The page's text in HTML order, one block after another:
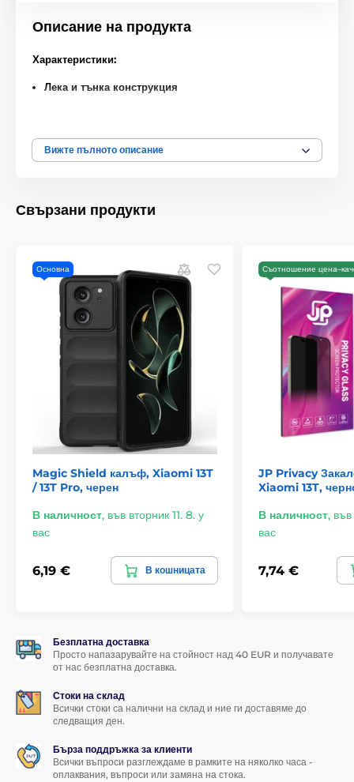
Описание на продукта
Характеристики:
Лека и тънка конструкция
Стилно чисто бяло изпълнение
Вижте пълното описание
Свързани продукти
Основна
Magic Shield калъф, Xiaomi 13T
/ 13T Pro, черен
В наличност, във вторник 11. 8. у
вас
6,19 € В кошницата
Съотношение
JP Privacy
Xiaomi 13T,
В наличност, във
вас
7,74 €
Безплатна доставка
Просто напазарувайте на стойност над 40 EUR и получавате
от нас безплатна доставка.
Стоки на склад
Всички стоки са налични на склад и ние ги доставяме до
следващия ден.
Бърза поддръжка за клиенти
Всички въпроси разглеждаме в рамките на няколко часа -
оплаквания, въпроси или замяна на стока.